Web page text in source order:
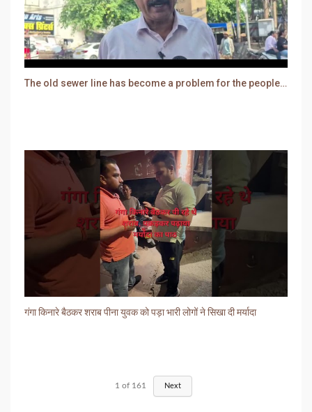
The old sewer line has become a problem for the people. Sewer water is entering people's houses.
गंगा किनारे बैठकर शराब पीना युवक को पड़ा भारी लोगों ने सिखा दी मर्यादा
1 of 161 Next